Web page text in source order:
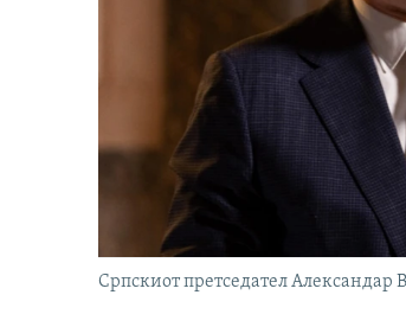
Српскиот претседател Александар